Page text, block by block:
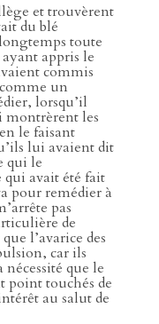
et trouvèrent
du blé
toute
appris le
commis
un
lorsqu’il
montrèrent les
le faisant
lui avaient dit
qui le
qui avait été fait
pour remédier à
pas
de
l’avarice des
car ils
que le
point touchés de
au salut de